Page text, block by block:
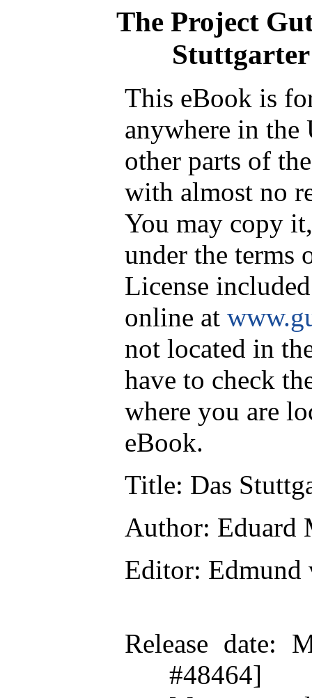
The Project
This eBook is
anywhere in the
other parts of
with almost no
You may copy
under the terms
License
online at
not located in
have to check
where you are
eBook.
Title: Das
Author: Eduard
Editor:
Release date:
#48464]